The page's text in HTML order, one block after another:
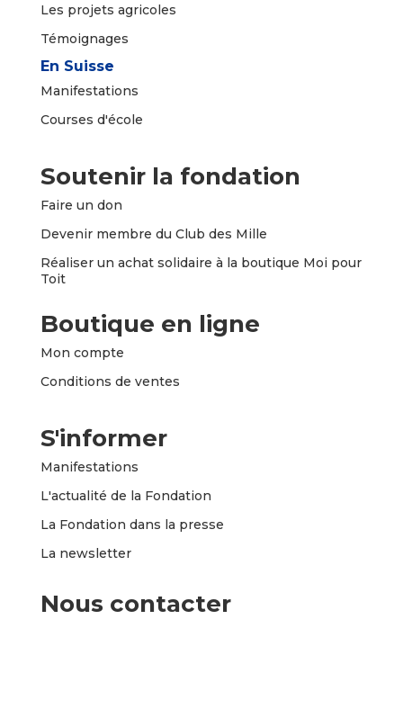
Les projets agricoles
Témoignages
En Suisse
Manifestations
Courses d'école
Soutenir la fondation
Faire un don
Devenir membre du Club des Mille
Réaliser un achat solidaire à la boutique Moi pour
Toit
Boutique en ligne
Mon compte
Conditions de ventes
S'informer
Manifestations
L'actualité de la Fondation
La Fondation dans la presse
La newsletter
Nous contacter